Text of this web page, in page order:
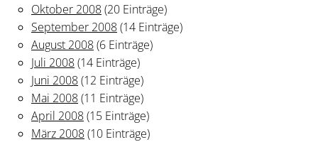
Oktober 2008(20 Einträge)
September 2008(14 Einträge)
August 2008(6 Einträge)
Juli 2008(14 Einträge)
Juni 2008(12 Einträge)
Mai 2008(11 Einträge)
April 2008(15 Einträge)
März 2008(10 Einträge)